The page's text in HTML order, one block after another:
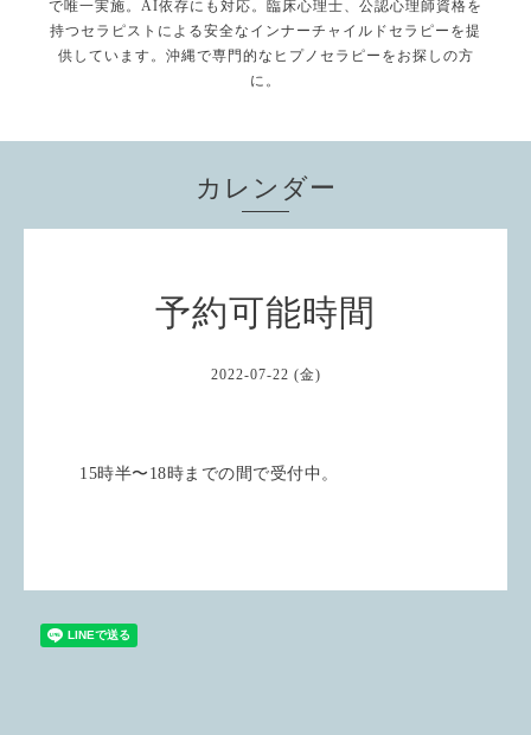
で唯一実施。AI依存にも対応。臨床心理士、公認心理師資格を
持つセラピストによる安全なインナーチャイルドセラピーを提
供しています。沖縄で専門的なヒプノセラピーをお探しの方
に。
カレンダー
予約可能時間
2022-07-22 (金)
15時半〜18時までの間で受付中。